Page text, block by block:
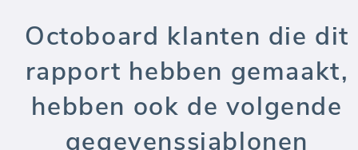
Octoboard klanten die dit
rapport hebben gemaakt,
hebben ook de volgende
gegevenssjablonen